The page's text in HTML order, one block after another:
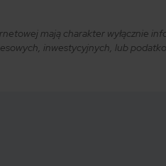
mają charakter wyłącznie
inwestycyjnych, lub